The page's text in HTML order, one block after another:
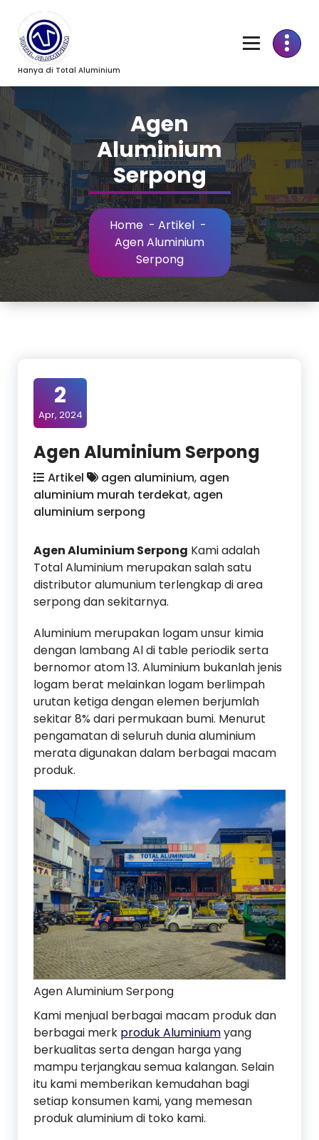
Content
Hanya di Total Aluminium
Agen
Aluminium
Serpong
Home - Artikel -
Agen Aluminium
Serpong
2
Apr, 2024
Agen Aluminium Serpong
Artikel agen aluminium, agen
aluminium murah terdekat, agen
aluminium serpong
Agen Aluminium Serpong Kami adalah
Total Aluminium merupakan salah satu
distributor alumunium terlengkap di area
serpong dan sekitarnya.
Aluminium merupakan logam unsur kimia
dengan lambang Al di table periodik serta
bernomor atom 13. Aluminium bukanlah jenis
logam berat melainkan logam berlimpah
urutan ketiga dengan elemen berjumlah
sekitar 8% dari permukaan bumi. Menurut
pengamatan di seluruh dunia aluminium
merata digunakan dalam berbagai macam
produk.
Agen Aluminium Serpong
Kami menjual berbagai macam produk dan
berbagai merk produk Aluminiumyang
berkualitas serta dengan harga yang
mampu terjangkau semua kalangan. Selain
itu kami memberikan kemudahan bagi
setiap konsumen kami, yang memesan
produk aluminium di toko kami.